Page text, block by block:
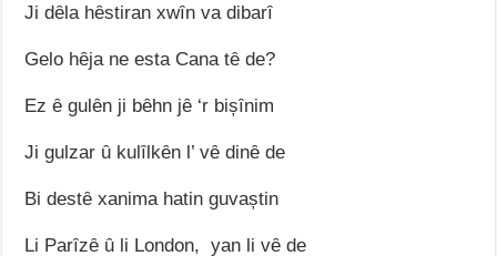
Ji dȇla hȇstiran xwȋn va dibarȋ
Gelo hȇja ne esta Cana tȇ de?
Ez ȇ gulȇn ji bȇhn jȇ ‘r bișȋnim
Ji gulzar ȗ kulȋlkȇn l’ vȇ dinȇ de
Bi destȇ xanima hatin guvaștin
Li Parȋzȇ ȗ li London, yan li vȇ de